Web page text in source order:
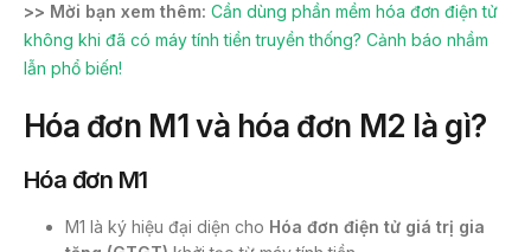
>> Mời bạn xem thêm: Cần dùng phần mềm hóa đơn điện tử
không khi đã có máy tính tiền truyền thống? Cảnh báo nhầm
lẫn phổ biến!
Hóa đơn M1 và hóa đơn M2 là gì?
Hóa đơn M1
M1 là ký hiệu đại diện cho Hóa đơn điện tử giá trị gia